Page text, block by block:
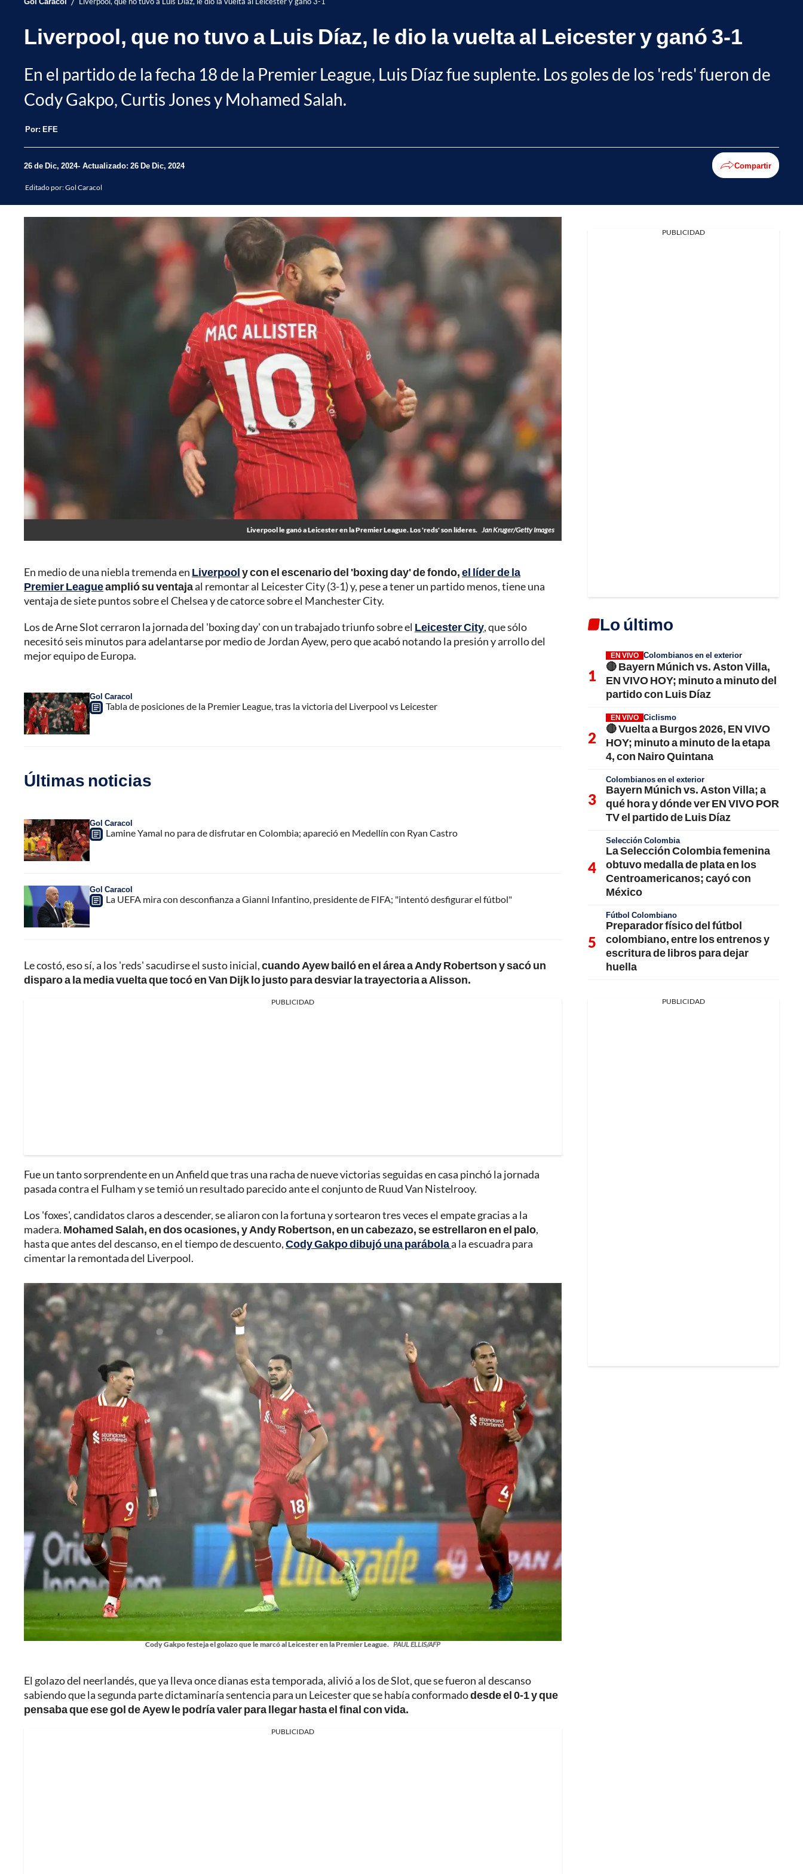
Liverpool, que no tuvo a Luis Díaz, le dio la vuelta al Leicester y ganó 3-1
En el partido de la fecha 18 de la Premier League, Luis Díaz fue suplente. Los goles de los 'reds' fueron de
Cody Gakpo, Curtis Jones y Mohamed Salah.
Por: EFE
26 de Dic, 2024 Actualizado: 26 De Dic, 2024 Compartir
Editado por:Gol Caracol
Liverpool le ganó a Leicester en la Premier League. Los 'reds' son líderes. Jan Kruger/Getty Images
En medio de una niebla tremenda en Liverpooly con el escenario del 'boxing day' de fondo,el líder de la
Premier Leagueamplió su ventajaal remontar al Leicester City (3-1) y, pese a tener un partido menos, tiene una
ventaja de siete puntos sobre el Chelsea y de catorce sobre el Manchester City.
Los de Arne Slot cerraron la jornada del 'boxing day' con un trabajado triunfo sobre el Leicester City, que sólo
necesitó seis minutos para adelantarse por medio de Jordan Ayew, pero que acabó notando la presión y arrollo del
mejor equipo de Europa.
Gol Caracol
Tabla de posiciones de la Premier League, tras la victoria del Liverpool vs Leicester
Últimas noticias
Gol Caracol
Lamine Yamal no para de disfrutar en Colombia; apareció en Medellín con Ryan Castro
Gol Caracol
La UEFA mira con desconfianza a Gianni Infantino, presidente de FIFA; "intentó desfigurar el fútbol"
Le costó, eso sí, a los 'reds' sacudirse el susto inicial,cuando Ayew bailó en el área a Andy Robertson y sacó un
disparo a la media vuelta que tocó en Van Dijk lo justo para desviar la trayectoria a Alisson.
PUBLICIDAD
Fue un tanto sorprendente en un Anfield que tras una racha de nueve victorias seguidas en casa pinchó la jornada
pasada contra el Fulham y se temió un resultado parecido ante el conjunto de Ruud Van Nistelrooy.
Los 'foxes', candidatos claros a descender, se aliaron con la fortuna y sortearon tres veces el empate gracias a la
madera. Mohamed Salah, en dos ocasiones, y Andy Robertson, en un cabezazo, se estrellaron en el palo,
hasta que antes del descanso, en el tiempo de descuento,Cody Gakpo dibujó una parábolaa la escuadra para
cimentar la remontada del Liverpool.
Cody Gakpo festeja el golazo que le marcó al Leicester en la Premier League. PAUL ELLIS/AFP
El golazo del neerlandés, que ya lleva once dianas esta temporada, alivió a los de Slot, que se fueron al descanso
sabiendo que la segunda parte dictaminaría sentencia para un Leicester que se había conformadodesde el 0-1 y que
pensaba que ese gol de Ayew le podría valer para llegar hasta el final con vida.
PUBLICIDAD
PUBLICIDAD
Lo último
EN VIVO Colombianos en el exterior
🔴 Bayern Múnich vs. Aston Villa,
EN VIVO HOY; minuto a minuto del
partido con Luis Díaz
EN VIVO Ciclismo
🔴 Vuelta a Burgos 2026, EN VIVO
HOY; minuto a minuto de la etapa
4, con Nairo Quintana
Colombianos en el exterior
Bayern Múnich vs. Aston Villa; a
qué hora y dónde ver EN VIVO POR
TV el partido de Luis Díaz
Selección Colombia
La Selección Colombia femenina
obtuvo medalla de plata en los
Centroamericanos; cayó con
México
Fútbol Colombiano
Preparador físico del fútbol
colombiano, entre los entrenos y
escritura de libros para dejar
huella
PUBLICIDAD